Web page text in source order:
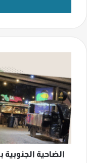
بعد
عام
تعاند
الحرب
وتجترح
الحياة
الضاحية الجنوبية